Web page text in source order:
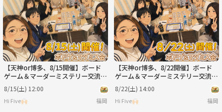
【天神or博多、8/15開催】ボード
ゲーム＆マーダーミステリー交流
会！🎲初心者歓迎・20代30代限定
✨
8/15(土) 12:00
Hi Five🙌🏻 福岡
【天神or博多、8/22開催】ボード
ゲーム＆マーダーミステリー交流
会！🎲初心者歓迎・20代30代限定
✨
8/22(土) 14:00
Hi Five🙌🏻 福岡